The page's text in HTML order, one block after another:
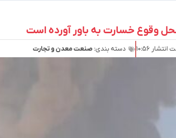
وقوع خسارت به باور آورده است
انتشار ۱۰:۵۶ دسته بندی: صنعت معدن و تجارت